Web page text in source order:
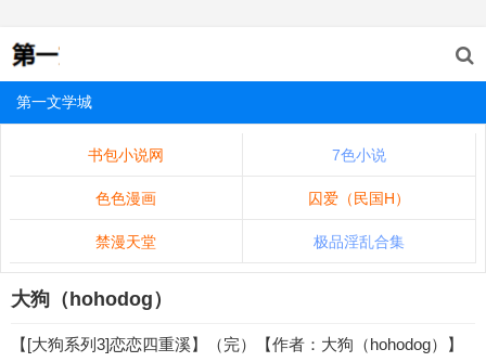
第一文学城
书包小说网 7色小说
色色漫画 囚爱（民国H）
禁漫天堂 极品淫乱合集
大狗（hohodog）
【[大狗系列3]恋恋四重溪】（完）【作者：大狗（hohodog）】